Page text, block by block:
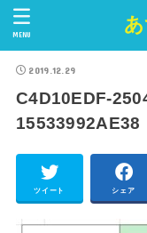
MENU
2019.12.29
C4D10EDF-
15533992AE38
ツイート シェア